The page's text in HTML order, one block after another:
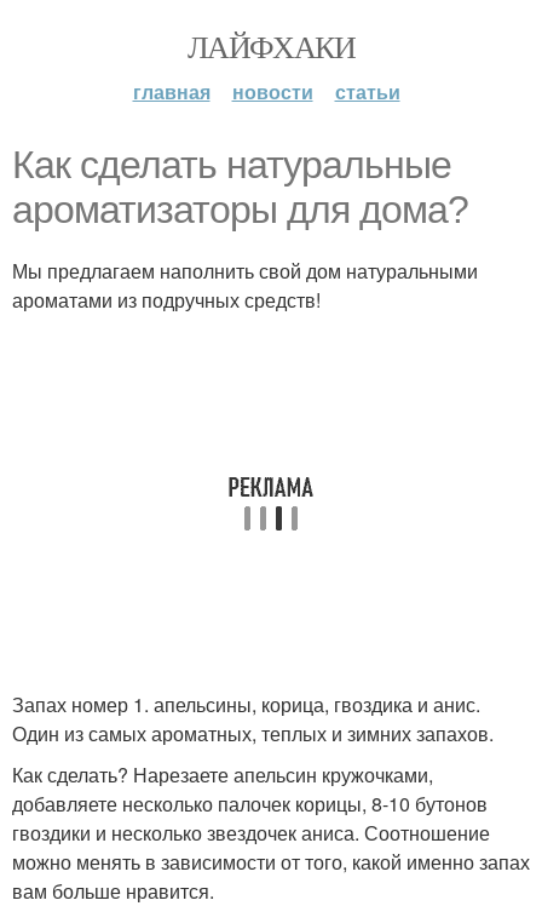
ЛАЙФХАКИ
главная новости статьи
Как сделать натуральные
ароматизаторы для дома?
Мы предлагаем наполнить свой дом натуральными
ароматами из подручных средств!
Запах номер 1. апельсины, корица, гвоздика и анис.
Один из самых ароматных, теплых и зимних запахов.
Как сделать? Нарезаете апельсин кружочками,
добавляете несколько палочек корицы, 8-10 бутонов
гвоздики и несколько звездочек аниса. Соотношение
можно менять в зависимости от того, какой именно запах
вам больше нравится.